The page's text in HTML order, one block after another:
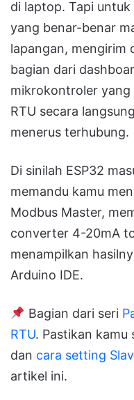
di laptop. Tapi
yang benar-benar
lapangan, mengirim
bagian dari
mikrokontroler yang
RTU secara
menerus terhubung.
Di sinilah ESP32
memandu kamu
Modbus Master,
converter 4-20mA
menampilkan
Arduino IDE.
Bagian dari seri
RTU. Pastikan kamu
dan cara setting
artikel ini.